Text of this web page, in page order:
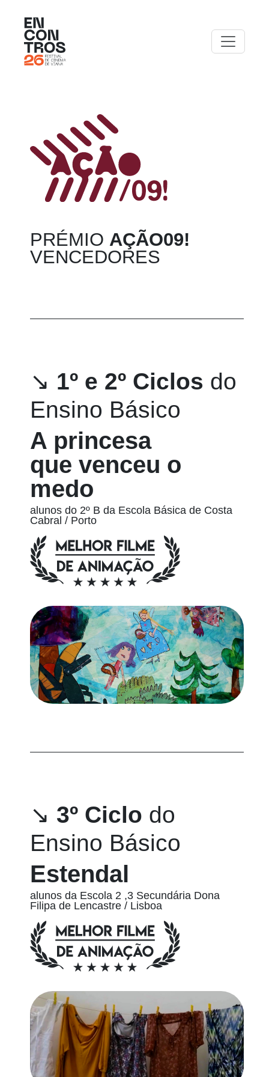
PRÉMIO AÇÃO09!
VENCEDORES
↘ 1º e 2º Ciclos do
Ensino Básico
A princesa
que venceu o
medo
alunos do 2º B da Escola Básica de Costa
Cabral / Porto
↘ 3º Ciclo do
Ensino Básico
Estendal
alunos da Escola 2 ,3 Secundária Dona
Filipa de Lencastre / Lisboa